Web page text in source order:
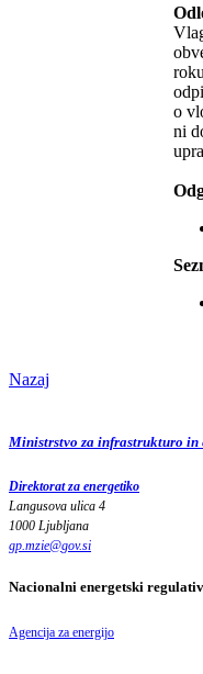
o
ni
Nazaj
Ministrstvo za infrastrukturo in
Direktorat za energetiko
Langusova ulica 4
1000 Ljubljana
gp.mzie@gov.si
Nacionalni energetski
Agencija za energijo